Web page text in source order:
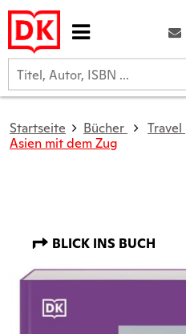
Startseite Bücher Travel
Asien mit dem Zug
BLICK INS BUCH